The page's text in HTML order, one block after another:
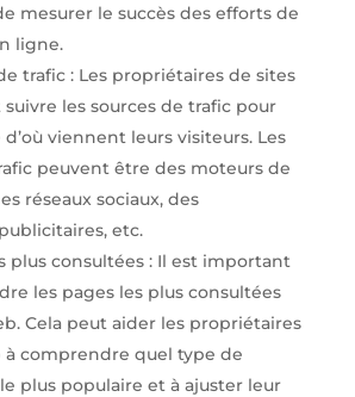
mesurer le succès des efforts de
ligne.
trafic : Les propriétaires de sites
les sources de trafic pour
viennent leurs visiteurs. Les
peuvent être des moteurs de
réseaux sociaux, des
etc.
plus consultées : Il est important
les pages les plus consultées
Cela peut aider les propriétaires
à comprendre quel type de
plus populaire et à ajuster leur